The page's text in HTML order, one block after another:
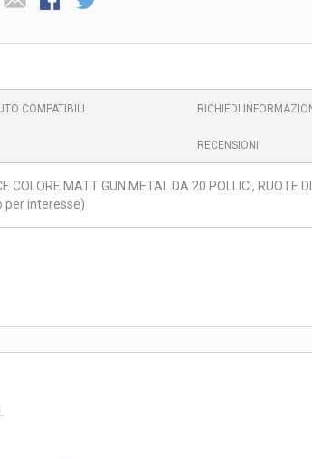
COMPATIBILI RICHIEDI
RECENSIONI
COLORE MATT GUN METAL DA 20 POLLICI, RUOTE
per interesse)